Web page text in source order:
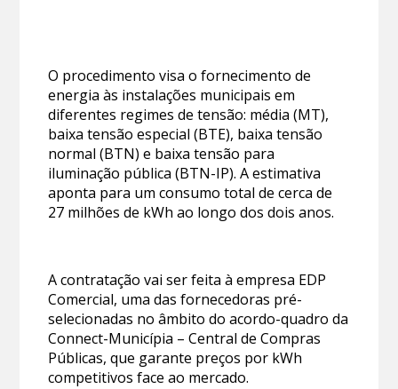
O procedimento visa o fornecimento de
energia às instalações municipais em
diferentes regimes de tensão: média (MT),
baixa tensão especial (BTE), baixa tensão
normal (BTN) e baixa tensão para
iluminação pública (BTN-IP). A estimativa
aponta para um consumo total de cerca de
27 milhões de kWh ao longo dos dois anos.
A contratação vai ser feita à empresa EDP
Comercial, uma das fornecedoras pré-
selecionadas no âmbito do acordo-quadro da
Connect-Municípia – Central de Compras
Públicas, que garante preços por kWh
competitivos face ao mercado.